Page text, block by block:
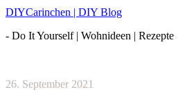
DIYCarinchen | DIY Blog
- Do It Yourself | Wohnideen | Rezepte
26. September 2021